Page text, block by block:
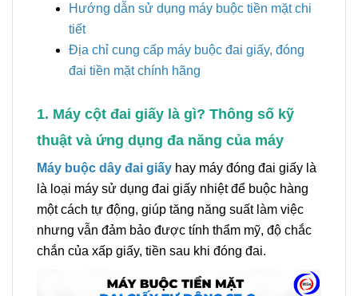
Hướng dẫn sử dụng máy buộc tiền mặt chi
tiết
Địa chỉ cung cấp máy buộc đai giấy, đóng
đai tiền mặt chính hãng
1. Máy cột đai giấy là gì? Thông số kỹ
thuật và ứng dụng đa năng của máy
Máy buộc dây đai giấy hay máy đóng đai giấy là
là loại máy sử dụng đai giấy nhiệt để buộc hàng
một cách tự động, giúp tăng năng suất làm việc
nhưng vẫn đảm bảo được tính thẩm mỹ, độ chắc
chắn của xấp giấy, tiền sau khi đóng đai.